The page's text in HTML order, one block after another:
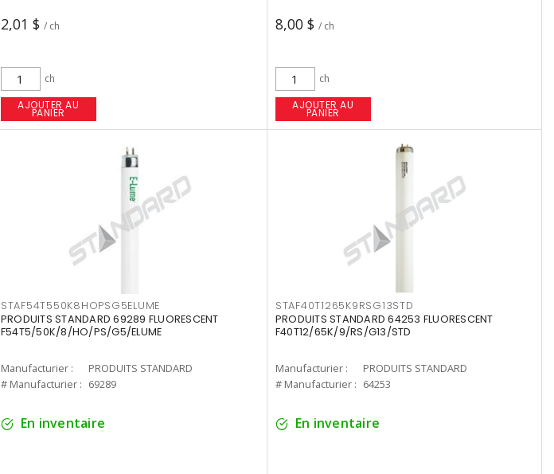
2,01 $ / ch
ch
AJOUTER AU
PANIER
8,00 $ / ch
ch
AJOUTER AU
PANIER
STAF54T550K8HOPSG5ELUME
PRODUITS STANDARD 69289 FLUORESCENT
F54T5/50K/8/HO/PS/G5/ELUME
Manufacturier :
PRODUITS STANDARD
# Manufacturier : 69289
En inventaire
STAF40T1265K9RSG13STD
PRODUITS STANDARD 64253 FLUORESCENT
F40T12/65K/9/RS/G13/STD
Manufacturier :
PRODUITS STANDARD
# Manufacturier : 64253
En inventaire